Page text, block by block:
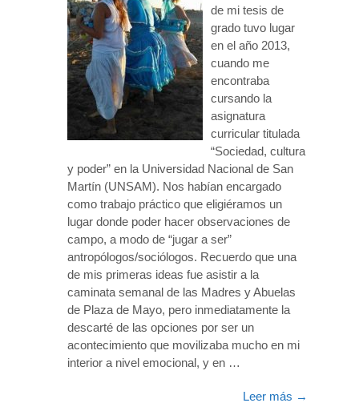
de mi tesis de
grado tuvo lugar
en el año 2013,
cuando me
encontraba
cursando la
asignatura
curricular titulada
“Sociedad, cultura
y poder” en la Universidad Nacional de San
Martín (UNSAM). Nos habían encargado
como trabajo práctico que eligiéramos un
lugar donde poder hacer observaciones de
campo, a modo de “jugar a ser”
antropólogos/sociólogos. Recuerdo que una
de mis primeras ideas fue asistir a la
caminata semanal de las Madres y Abuelas
de Plaza de Mayo, pero inmediatamente la
descarté de las opciones por ser un
acontecimiento que movilizaba mucho en mi
interior a nivel emocional, y en …
Leer más →